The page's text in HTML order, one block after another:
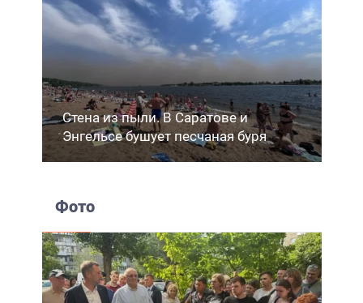
Стена из пыли. В Саратове и
Энгельсе бушует песчаная буря
Фото